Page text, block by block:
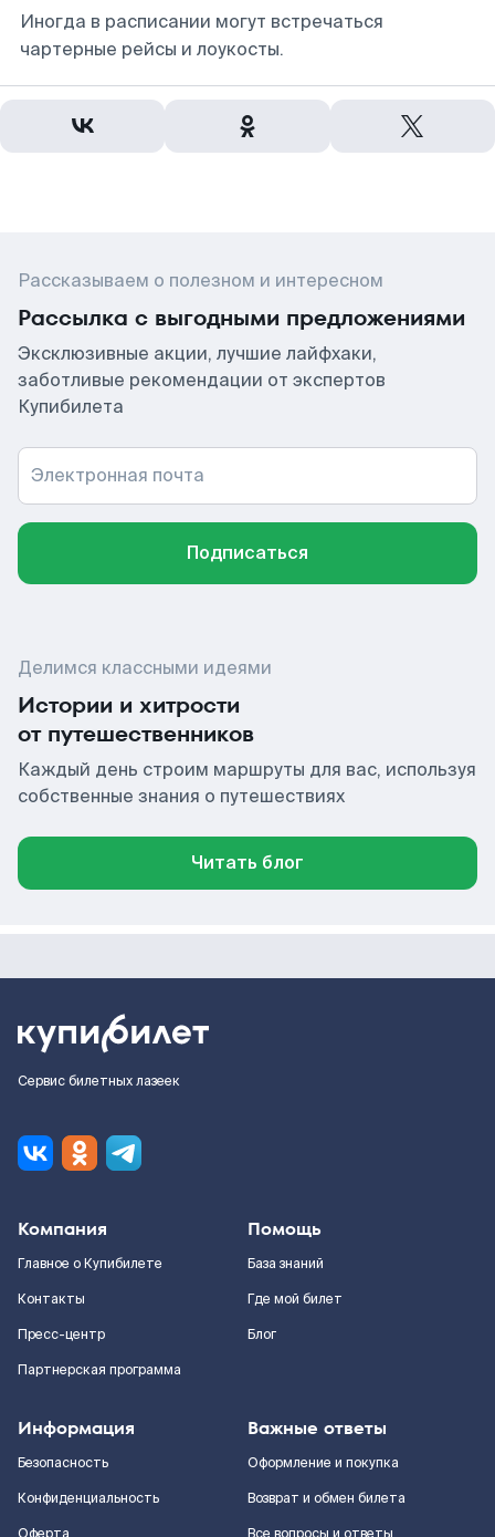
Иногда в расписании могут встречаться
чартерные рейсы и лоукосты.
Рассказываем о полезном и интересном
Рассылка с выгодными предложениями
Эксклюзивные акции, лучшие лайфхаки,
заботливые рекомендации от экспертов
Купибилета
Электронная почта
Подписаться
Делимся классными идеями
Истории и хитрости
от путешественников
Каждый день строим маршруты для вас, используя
собственные знания о путешествиях
Читать блог
Сервис билетных лазеек
Компания
Главное о Купибилете
Контакты
Пресс-центр
Партнерская программа
Помощь
База знаний
Где мой билет
Блог
Информация
Безопасность
Конфиденциальность
Важные ответы
Оформление и покупка
Возврат и обмен билета